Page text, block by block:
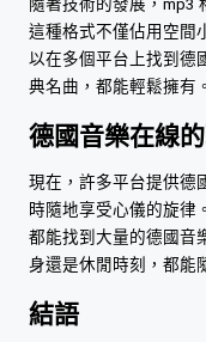
這種格式不僅佔用空間
以在多個平台上找到德
典名曲，都能輕鬆擁有。
德國音樂在線
現在，許多平台提供德
時隨地享受心儀的旋律
都能找到大量的德國音
身還是休閒時刻，都能
結語